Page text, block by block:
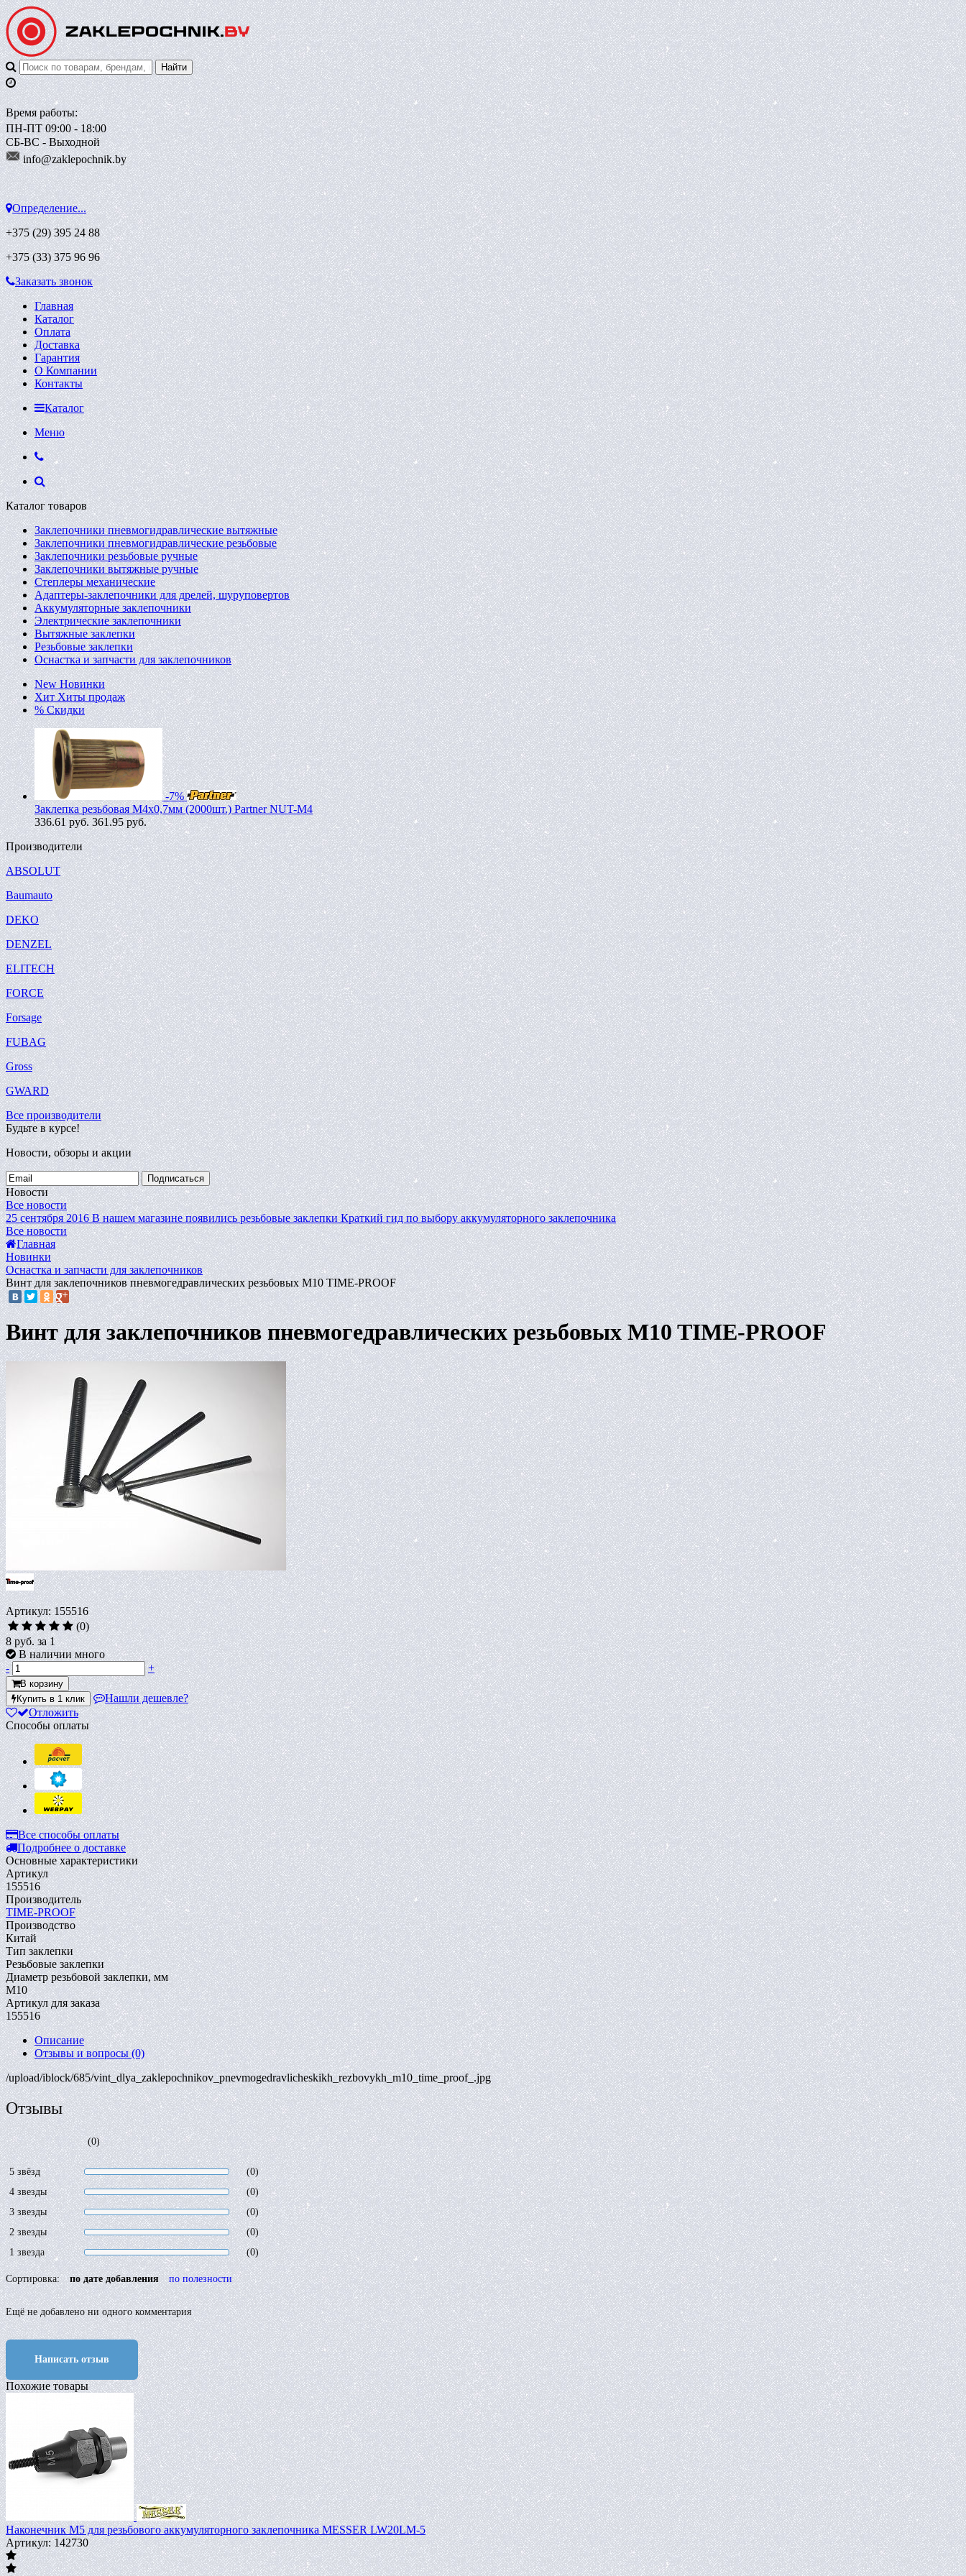
Время работы:
ПН-ПТ 09:00 - 18:00
СБ-ВС - Выходной
info@zaklepochnik.by
Определение...
+375 (29)395 24 88
+375 (33)375 96 96
Заказать звонок
Главная
Каталог
Оплата
Доставка
Гарантия
О Компании
Контакты
Каталог
Меню
Каталог товаров
Заклепочники пневмогидравлические вытяжные
Заклепочники пневмогидравлические резьбовые
Заклепочники резьбовые ручные
Заклепочники вытяжные ручные
Степлеры механические
Адаптеры-заклепочники для дрелей, шуруповертов
Аккумуляторные заклепочники
Электрические заклепочники
Вытяжные заклепки
Резьбовые заклепки
Оснастка и запчасти для заклепочников
New Новинки
Хит Хиты продаж
% Скидки
-7%
Заклепка резьбовая M4х0,7мм (2000шт.) Partner NUT-M4
336.61руб. 361.95 руб.
Производители
ABSOLUT
Baumauto
DEKO
DENZEL
ELITECH
FORCE
Forsage
FUBAG
Gross
GWARD
Все производители
Будьте в курсе!
Новости, обзоры и акции
Подписаться
Новости
Все новости
25 сентября 2016 В нашем магазине появились резьбовые заклепки Краткий гид по выбору аккумуляторного заклепочника
Все новости
Главная
Новинки
Оснастка и запчасти для заклепочников
Винт для заклепочников пневмогедравлических резьбовых M10 TIME-PROOF
Винт для заклепочников пневмогедравлических резьбовых M10 TIME-PROOF
Артикул: 155516
(0)
8 руб.за 1
В наличии много
-
+
В корзину
Купить в 1 клик
Нашли дешевле?
Отложить
Способы оплаты
Все способы оплаты
Подробнее о доставке
Основные характеристики
Артикул
155516
Производитель
TIME-PROOF
Производство
Китай
Тип заклепки
Резьбовые заклепки
Диаметр резьбовой заклепки, мм
M10
Артикул для заказа
155516
Описание
Отзывы и вопросы(0)
/upload/iblock/685/vint_dlya_zaklepochnikov_pnevmogedravlicheskikh_rezbovykh_m10_time_proof_.jpg
Отзывы
(0)
5 звёзд
(0)
4 звезды
(0)
3 звезды
(0)
2 звезды
(0)
1 звезда
(0)
Сортировка: по дате добавления по полезности
Ещё не добавлено ни одного комментария
Написать отзыв
Похожие товары
Наконечник М5 для резьбового аккумуляторного заклепочника MESSER LW20LM-5
Артикул: 142730